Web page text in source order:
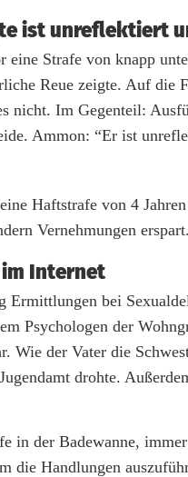
ist unreflektiert
eine Strafe von knapp
Reue zeigte. Auf
nicht. Im Gegenteil:
Ammon: “Er ist
Haftstrafe von 4
Vernehmungen
Internet
Ermittlungen bei
Psychologen der
Wie der Vater die
drohte.
in der Badewanne,
die Handlungen